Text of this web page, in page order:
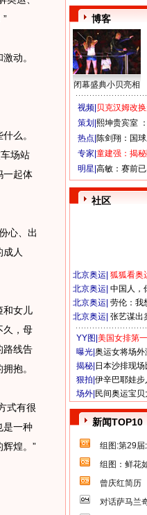
动。
么。
场站
一起体
心、出
人
女儿
久，母
路线告
抱。
式有很
是一种
煌。”
博客
闭幕盛典小贝亮相
视频| 贝克汉姆改
策划| 熙坤贵宾室
热点| 陈剑翔：国
专家| 童建强：揭
明星| 高敏：赛前
社区
北京奥运 狐狐看奥
北京奥运 中国人，
北京奥运 劳伦：我
北京奥运 张艺谋出
YY图| 美国女排第
曝光| 奥运女将场
揭秘| 日本沙排现
狠拍| 伊辛巴耶娃步
场外| 民间奥运宝贝
新闻TOP10
组图:第29
组图：鲜花
曾庆红简历
对话萨马兰